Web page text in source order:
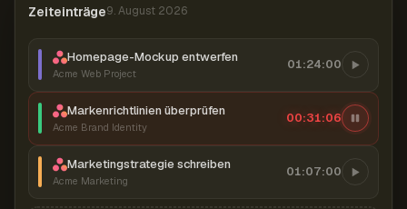
Zeiteinträge9. August 2026
Homepage-Mockup entwerfen
Acme Web Project
01:24:00
Markenrichtlinien überprüfen
Acme Brand Identity
00:31:06
Marketingstrategie schreiben
Acme Marketing
01:07:00